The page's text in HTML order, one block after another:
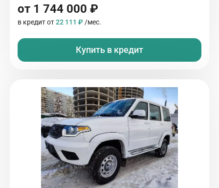
от 1 744 000 ₽
в кредит от22 111 ₽ /мес.
Купить в кредит